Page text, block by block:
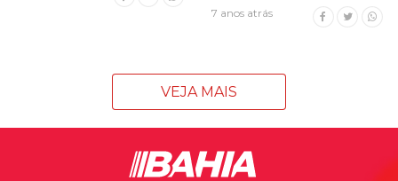
7 anos atrás
VEJA MAIS